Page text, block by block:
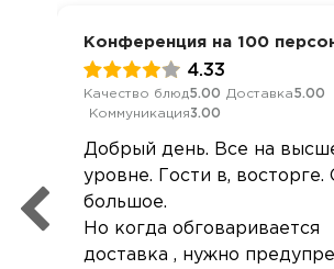
Конференция на 100
4.33
Качество блюд5.00 Доставка5.00
Коммуникация3.00
Добрый день. Все на
уровне. Гости в, восторге.
большое.
Но когда обговаривается
доставка , нужно